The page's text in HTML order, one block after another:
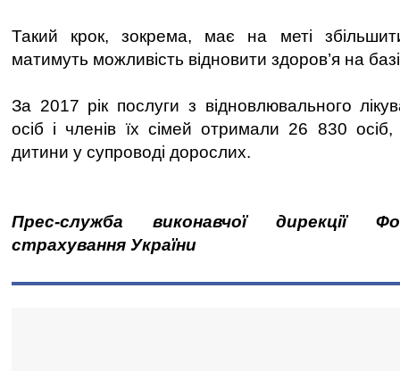
Такий крок, зокрема, має на меті збільшити
матимуть можливість відновити здоров’я на
За 2017 рік послуги з відновлювального
осіб і членів їх сімей отримали 26 830
дитини у супроводі дорослих.
Прес-служба виконавчої дирекції
страхування України